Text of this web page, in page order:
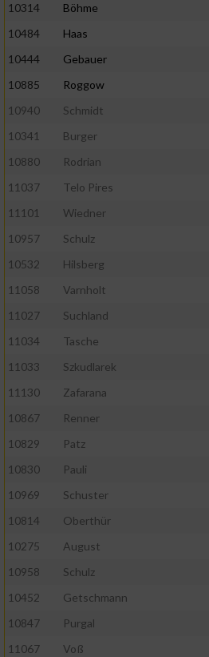
10314
Böhme
10484
Haas
10444
Gebauer
10885
Roggow
10940
Schmidt
10341
Burger
10880
Rodrian
11037
Telo Pires
11101
Wiedner
10957
Schulz
10532
Hilsberg
11058
Varnholt
11027
Suchland
11034
Tasche
11033
Szkudlarek
11130
Zafarana
10867
Renner
10829
Patz
10830
Pauli
10969
Schuster
10814
Oberthür
10275
August
10958
Schulz
10452
Getschmann
10847
Purgal
11067
Voß